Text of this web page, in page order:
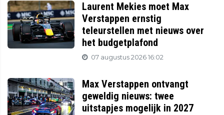
Laurent Mekies moet Max
Verstappen ernstig
teleurstellen met nieuws over
het budgetplafond
07 augustus 2026 16:02
Max Verstappen ontvangt
geweldig nieuws: twee
uitstapjes mogelijk in 2027